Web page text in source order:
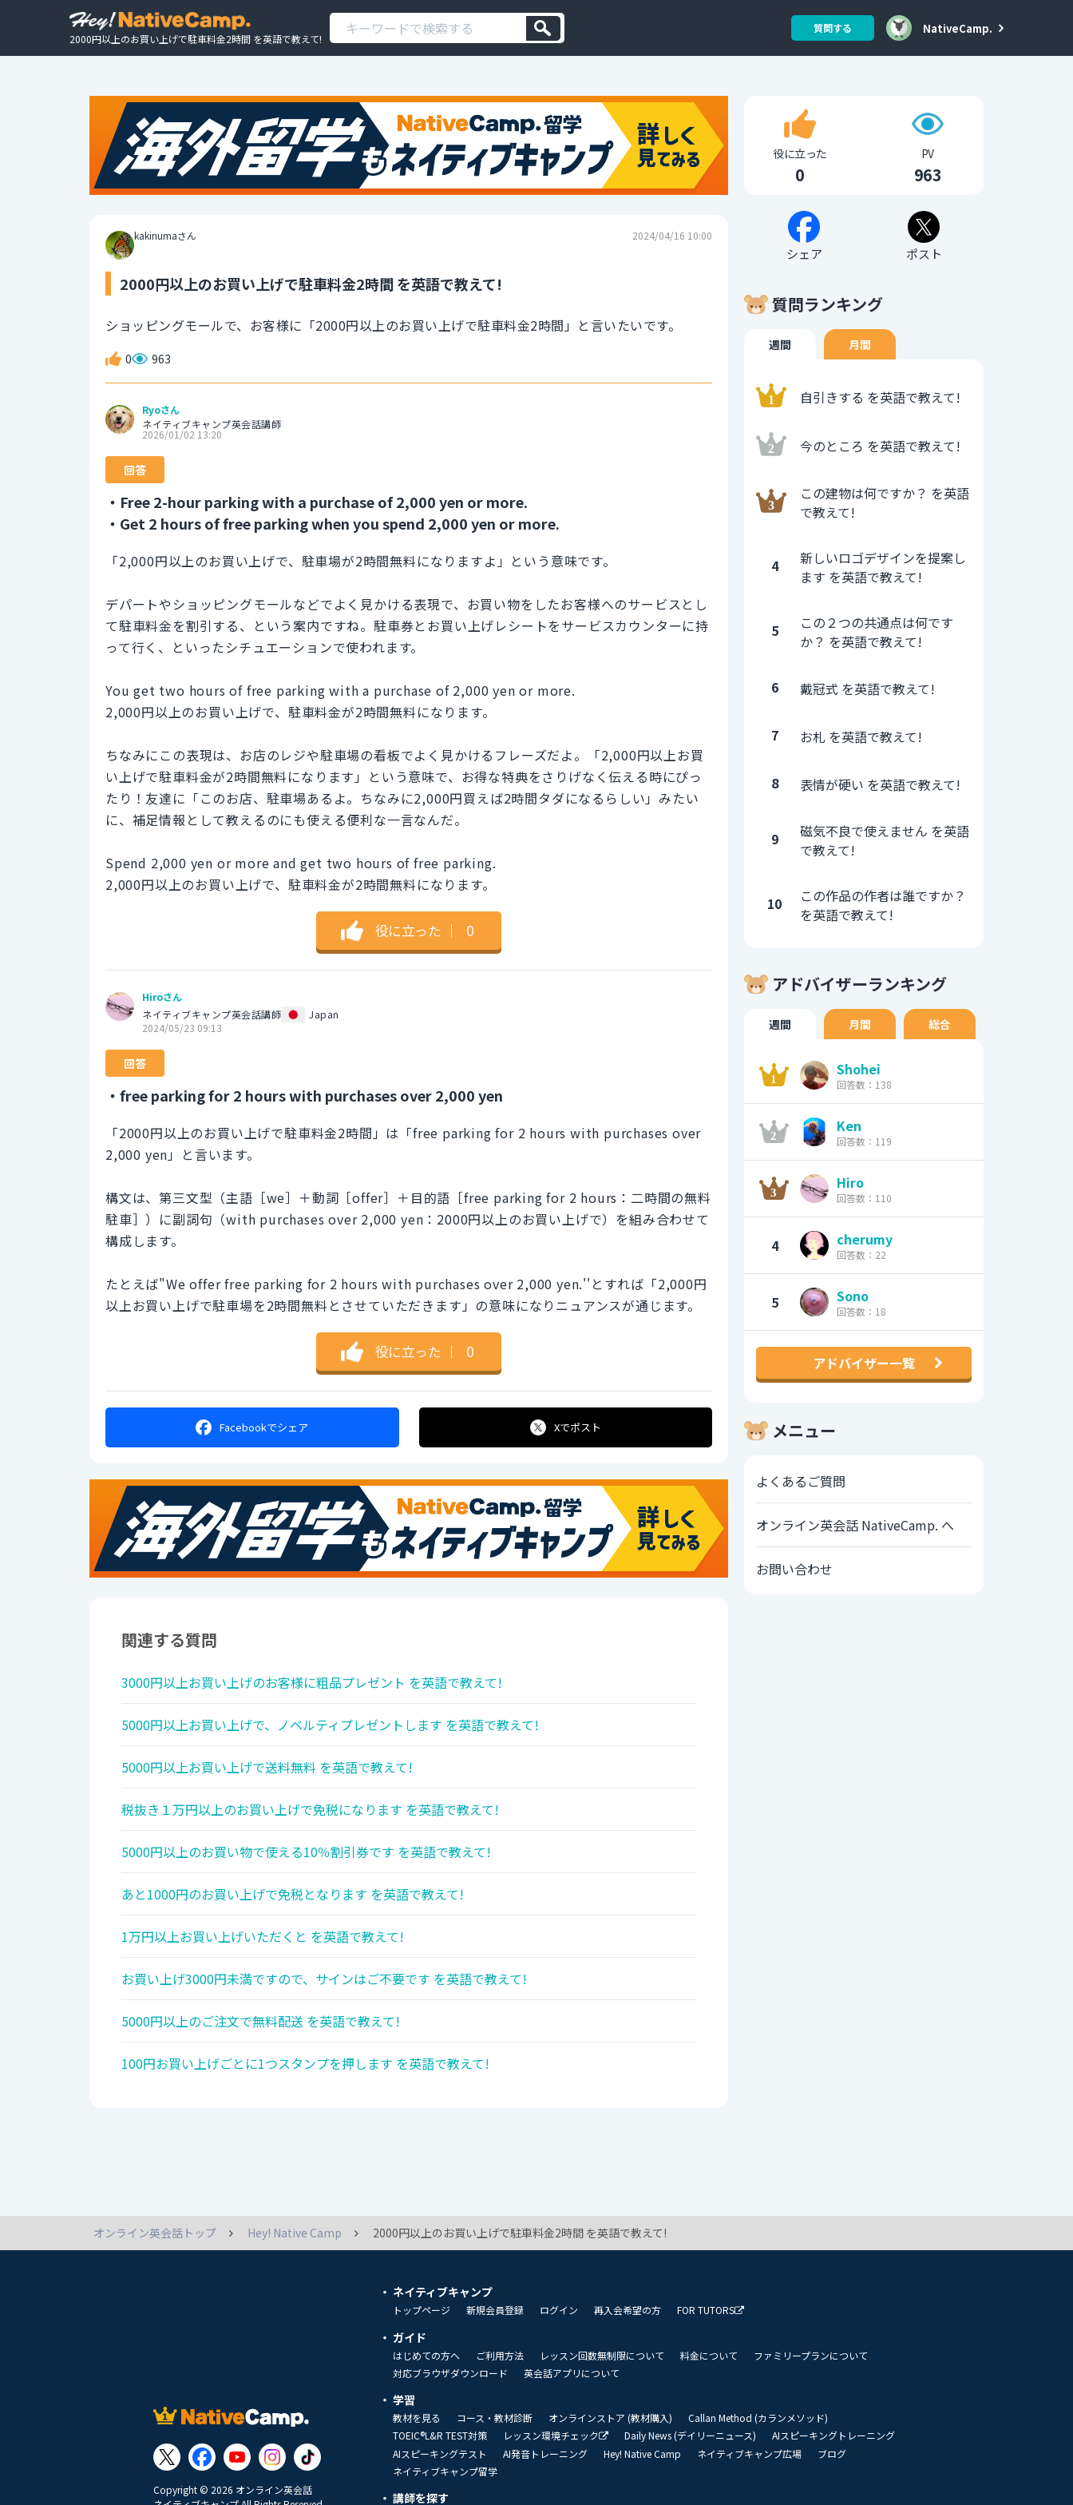
2000円以上のお買い上げで駐車料金2時間 を英語で教えて!
質問する NativeCamp.
kakinumaさん 2024/04/16 10:00
2000円以上のお買い上げで駐車料金2時間 を英語で教えて!
ショッピングモールで、お客様に「2000円以上のお買い上げで駐車料金2時間」と言いたいです。
0 963
Ryoさん
ネイティブキャンプ英会話講師
2026/01/02 13:20
回答
・Free 2-hour parking with a purchase of 2,000 yen or more.
・Get 2 hours of free parking when you spend 2,000 yen or more.
「2,000円以上のお買い上げで、駐車場が2時間無料になりますよ」という意味です。
デパートやショッピングモールなどでよく見かける表現で、お買い物をしたお客様へのサービスとし
て駐車料金を割引する、という案内ですね。駐車券とお買い上げレシートをサービスカウンターに持
って行く、といったシチュエーションで使われます。
You get two hours of free parking with a purchase of 2,000 yen or more.
2,000円以上のお買い上げで、駐車料金が2時間無料になります。
ちなみにこの表現は、お店のレジや駐車場の看板でよく見かけるフレーズだよ。「2,000円以上お買
い上げで駐車料金が2時間無料になります」という意味で、お得な特典をさりげなく伝える時にぴっ
たり！友達に「このお店、駐車場あるよ。ちなみに2,000円買えば2時間タダになるらしい」みたい
に、補足情報として教えるのにも使える便利な一言なんだ。
Spend 2,000 yen or more and get two hours of free parking.
2,000円以上のお買い上げで、駐車料金が2時間無料になります。
役に立った ｜ 0
Hiroさん
ネイティブキャンプ英会話講師
Japan
2024/05/23 09:13
回答
・free parking for 2 hours with purchases over 2,000 yen
「2000円以上のお買い上げで駐車料金2時間」は「free parking for 2 hours with purchases over
2,000 yen」と言います。
構文は、第三文型（主語［we］＋動詞［offer］＋目的語［free parking for 2 hours：二時間の無料
駐車］）に副詞句（with purchases over 2,000 yen：2000円以上のお買い上げで）を組み合わせて
構成します。
たとえば"We offer free parking for 2 hours with purchases over 2,000 yen.''とすれば「2,000円
以上お買い上げで駐車場を2時間無料とさせていただきます」の意味になりニュアンスが通じます。
役に立った ｜ 0
Facebookでシェア Xでポスト
関連する質問
3000円以上お買い上げのお客様に粗品プレゼント を英語で教えて!
5000円以上お買い上げで、ノベルティプレゼントします を英語で教えて!
5000円以上お買い上げで送料無料 を英語で教えて!
税抜き１万円以上のお買い上げで免税になります を英語で教えて!
5000円以上のお買い物で使える10％割引券です を英語で教えて!
あと1000円のお買い上げで免税となります を英語で教えて!
1万円以上お買い上げいただくと を英語で教えて!
お買い上げ3000円未満ですので、サインはご不要です を英語で教えて!
5000円以上のご注文で無料配送 を英語で教えて!
100円お買い上げごとに1つスタンプを押します を英語で教えて!
役に立った
0
PV
963
シェア ポスト
質問ランキング
週間 月間
自引きする を英語で教えて!
今のところ を英語で教えて!
この建物は何ですか？ を英語
で教えて!
4
新しいロゴデザインを提案し
ます を英語で教えて!
5
この２つの共通点は何です
か？ を英語で教えて!
6 戴冠式 を英語で教えて!
7 お札 を英語で教えて!
8 表情が硬い を英語で教えて!
9
磁気不良で使えません を英語
で教えて!
10
この作品の作者は誰ですか？
を英語で教えて!
アドバイザーランキング
週間 月間 総合
Shohei
回答数：138
Ken
回答数：119
Hiro
回答数：110
4 cherumy
回答数：22
5 Sono
回答数：18
アドバイザー一覧
メニュー
よくあるご質問
オンライン英会話 NativeCamp. へ
お問い合わせ
オンライン英会話トップ Hey! Native Camp 2000円以上のお買い上げで駐車料金2時間 を英語で教えて!
Copyright © 2026 オンライン英会話
ネイティブキャンプ
トップページ 新規会員登録 ログイン 再入会希望の方 FOR TUTORS
ガイド
はじめての方へ ご利用方法 レッスン回数無制限について 料金について
ファミリープランについて
対応ブラウザダウンロード
英会話アプリについて
学習
教材を見る コース・教材診断 オンラインストア (教材購入)
Callan Method (カランメソッド)
TOEIC®L&R TEST対策
レッスン環境チェック Daily News (デイリーニュース)
AIスピーキングトレーニング
AIスピーキングテスト
AI発音トレーニング Hey! Native Camp ネイティブキャンプ広場
ブログ
ネイティブキャンプ留学
講師を探す